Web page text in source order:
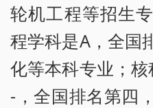
轮机工程等招生
程学科是A，全国
化等本科专业；
-，全国排名第四